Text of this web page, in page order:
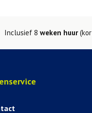
Inclusief 8 weken huur